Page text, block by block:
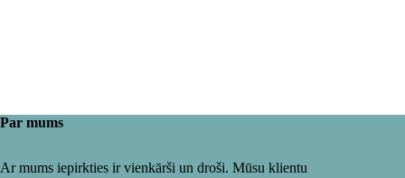
Par mums
Ar mums iepirkties ir vienkārši un droši. Mūsu klientu